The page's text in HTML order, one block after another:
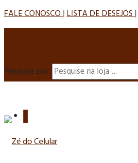
FALE CONOSCO|LISTA DE DESEJOS|
Pesquise por: